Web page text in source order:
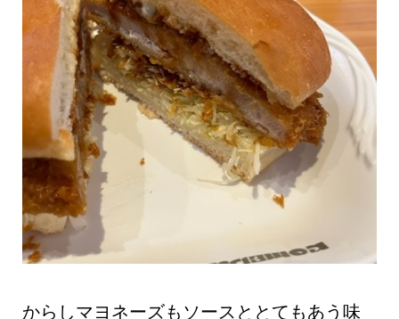
からしマヨネーズもソースととてもあう味